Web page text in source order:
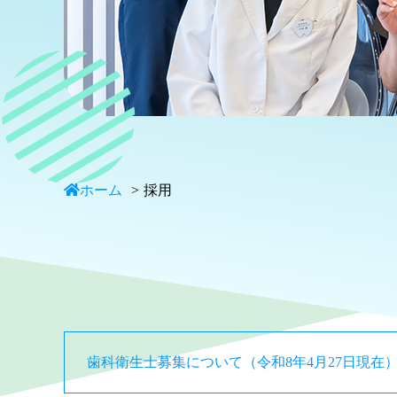
ホーム 採用
歯科衛生士募集について （令和8年4月27日現在